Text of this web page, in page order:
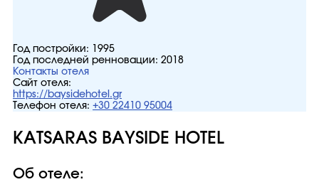
Год постройки:
1995
Год последней ренновации: 2018
Контакты отеля
Сайт отеля:
https://baysidehotel.gr
Телефон отеля: +30 22410 95004
KATSARAS BAYSIDE HOTEL
Об отеле: